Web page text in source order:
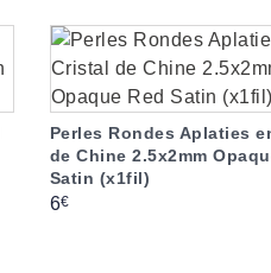
Perles Rondes Aplaties
de Chine 2.5x2mm
Satin (x1fil)
Prix
6€